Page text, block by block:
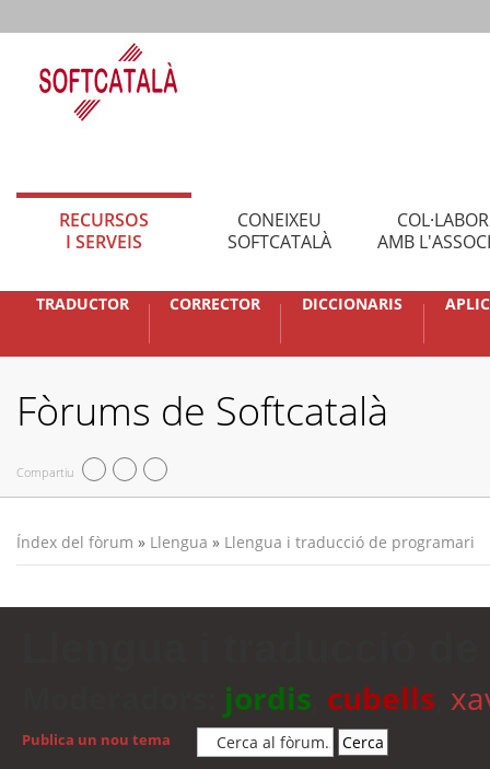
RECURSOS
I SERVEIS
CONEIXEU
SOFTCATALÀ
AMB
TRADUCTOR CORRECTOR DICCIONARIS
Fòrums de Softcatalà
Compartiu
Índex del fòrum » Llengua » Llengua i traducció de programari
jordis cubells
Publica un nou tema